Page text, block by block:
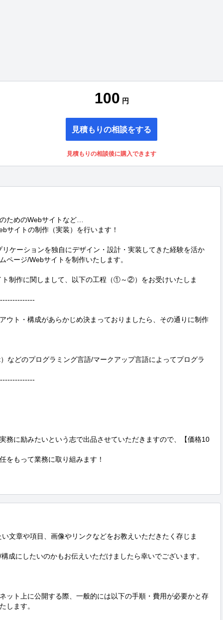
100 円
見積もりの相談をする
見積もりの相談後に購入できます
ためのWebサイトなど…
サイトの制作（実装）を行います！
ケーションを独自にデザイン・設計・実装してきた経験を活か
ページ/Webサイトを制作いたします。
制作に関しまして、以下の工程（①～②）をお受けいたしま
ウト・構成があらかじめ決まっておりましたら、その通りに制作
などのプログラミング言語/マークアップ言語によってプログラ
務に励みたいという志で出品させていただきますので、【価格10
をもって業務に取り組みます！
文章や項目、画像やリンクなどをお教えいただきたく存じま
成にしたいのかもお伝えいただけましたら幸いでございます。
ット上に公開する際、一般的には以下の手順・費用が必要かと存
します。